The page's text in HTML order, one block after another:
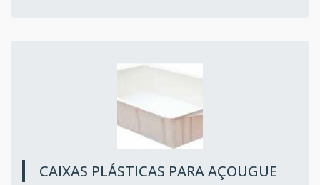
CAIXAS PLÁSTICAS PARA AÇOUGUE